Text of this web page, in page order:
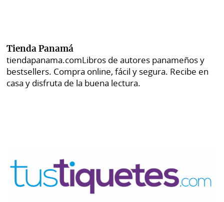
Tienda Panamá
tiendapanama.comLibros de autores panameños y
bestsellers. Compra online, fácil y segura. Recibe en
casa y disfruta de la buena lectura.